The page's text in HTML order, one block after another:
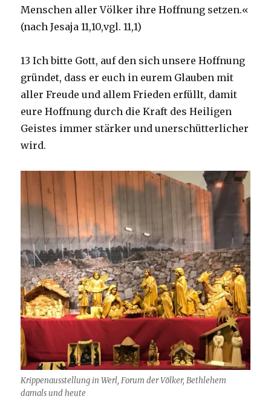
Menschen aller Völker ihre Hoffnung setzen.«
(nach Jesaja 11,10,vgl. 11,1)
13 Ich bitte Gott, auf den sich unsere Hoffnung
gründet, dass er euch in eurem Glauben mit
aller Freude und allem Frieden erfüllt, damit
eure Hoffnung durch die Kraft des Heiligen
Geistes immer stärker und unerschütterlicher
wird.
Krippenausstellung in Werl, Forum der Völker, Bethlehem
damals und heute